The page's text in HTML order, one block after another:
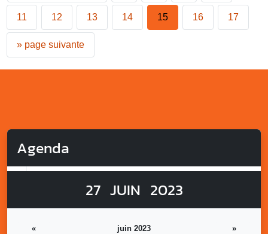
11 12 13 14 15 16 17
» page suivante
Agenda
27 JUIN 2023
« juin 2023
»